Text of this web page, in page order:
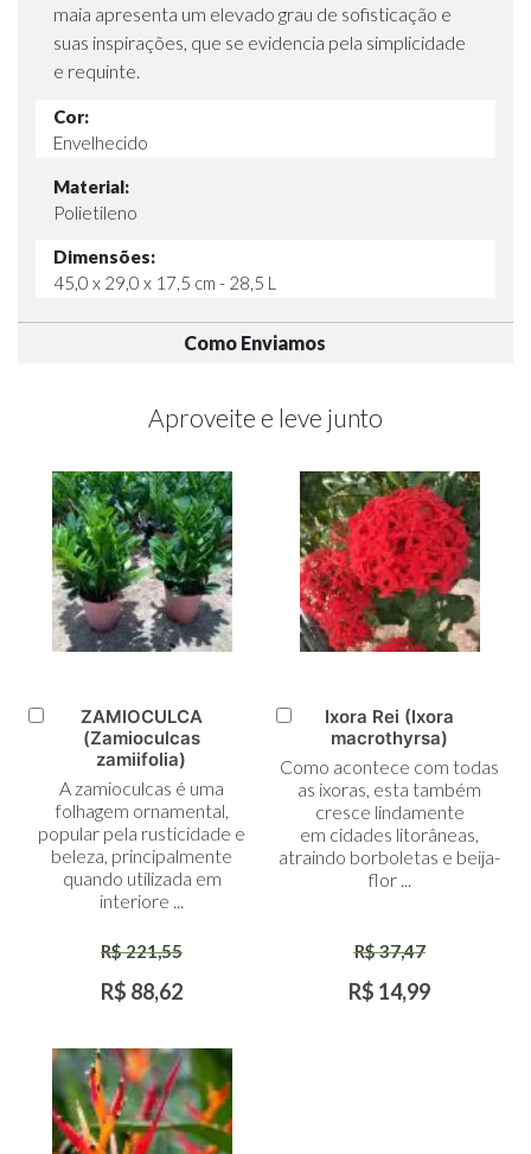
maia apresenta um elevado grau de sofisticação e
suas inspirações, que se evidencia pela simplicidade
e requinte.
Cor:
Envelhecido
Material:
Polietileno
Dimensões:
45,0 x 29,0 x 17,5 cm - 28,5 L
Como Enviamos
Aproveite e leve junto
Adicionar
ZAMIOCULCA
(Zamioculcas
zamiifolia)
A zamioculcas é uma
folhagem ornamental,
popular pela rusticidade e
beleza, principalmente
quando utilizada em
interiore ...
R$ 221,55
R$ 88,62
Adicionar
Carrinho
Ixora Rei (Ixora
macrothyrsa)
Como acontece com todas
as ixoras, esta também
cresce lindamente
em cidades litorâneas,
atraindo borboletas e beija-
flor ...
R$ 37,47
R$ 14,99